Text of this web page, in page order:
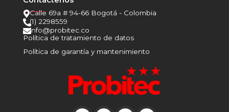
______
Calle 69a # 94-66 Bogotá - Colombia
(1) 2298559
info@probitec.co
Política de tratamiento de datos
Política de garantía y mantenimiento